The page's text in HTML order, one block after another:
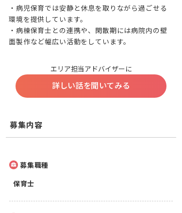
・病児保育では安静と休息を取りながら過ごせる
環境を提供しています。
・病棟保育士との連携や、閑散期には病院内の壁
面製作など幅広い活動をしています。
エリア担当アドバイザーに
詳しい話を聞いてみる
募集内容
募集職種
保育士